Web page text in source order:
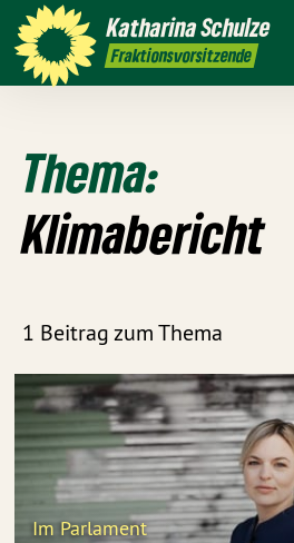
KatharinaSchulze
Fraktionsvorsitzende
Kontakt Transparenz
Über mich
Thema:
Klimabericht
1 Beitrag zum Thema
Im Parlament